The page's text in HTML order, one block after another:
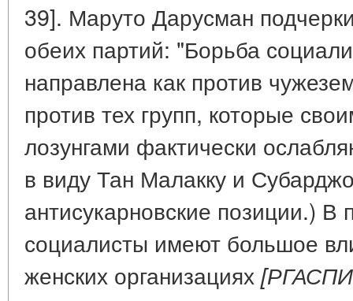
39]. Маруто Дарусман
обеих партий: "Борьба
направлена как против
против тех групп, которые
лозунгами фактически
в виду Тан Малакку и
антисукарновские позиции.) В
социалисты имеют большое
женских организациях